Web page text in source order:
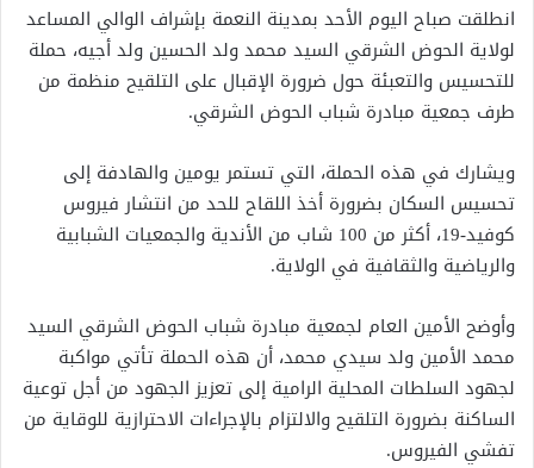
انطلقت صباح اليوم الأحد بمدينة النعمة بإشراف الوالي المساعد
لولاية الحوض الشرقي السيد محمد ولد الحسين ولد أجيه، حملة
للتحسيس والتعبئة حول ضرورة الإقبال على التلقيح منظمة من
طرف جمعية مبادرة شباب الحوض الشرقي.
ويشارك في هذه الحملة، التي تستمر يومين والهادفة إلى
تحسيس السكان بضرورة أخذ اللقاح للحد من انتشار فيروس
كوفيد-19، أكثر من 100 شاب من الأندية والجمعيات الشبابية
والرياضية والثقافية في الولاية.
وأوضح الأمين العام لجمعية مبادرة شباب الحوض الشرقي السيد
محمد الأمين ولد سيدي محمد، أن هذه الحملة تأتي مواكبة
لجهود السلطات المحلية الرامية إلى تعزيز الجهود من أجل توعية
الساكنة بضرورة التلقيح والالتزام بالإجراءات الاحترازية للوقاية من
تفشي الفيروس.